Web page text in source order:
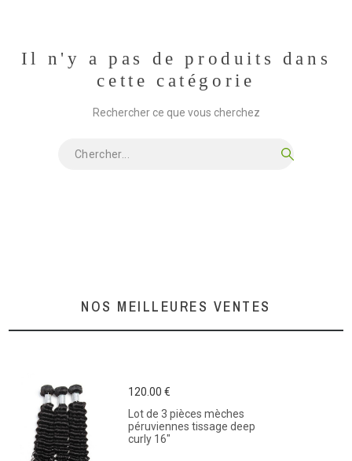
NOS MEILLEURES VENTES
Lot de 3 pièces mèches
péruviennes tissage deep
curly 16"
120.00 €
Il n'y a pas de produits dans
cette catégorie
Rechercher ce que vous cherchez